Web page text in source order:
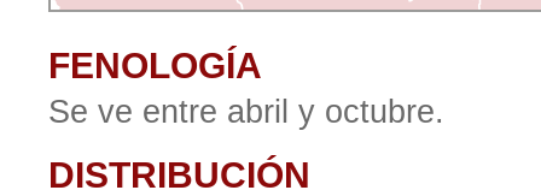
FENOLOGÍA
Se ve entre abril y octubre.
DISTRIBUCIÓN